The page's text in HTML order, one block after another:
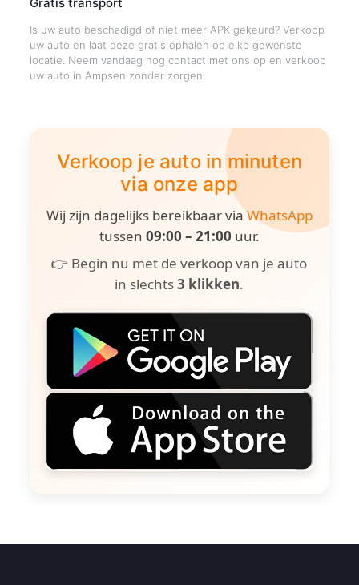
Is uw auto beschadigd of niet meer APK gekeurd? Verkoop
uw auto en laat deze gratis ophalen op elke gewenste
locatie. Neem vandaag nog contact met ons op en verkoop
uw auto in Ampsen zonder zorgen.
Verkoop je auto in minuten
via onze app
Wij zijn dagelijks bereikbaar viaWhatsApp
tussen 09:00 – 21:00 uur.
👉 Begin nu met de verkoop van je auto
in slechts3 klikken.